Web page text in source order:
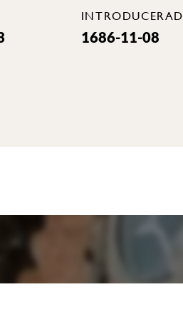
INTRODUCERAD
1686-11-08